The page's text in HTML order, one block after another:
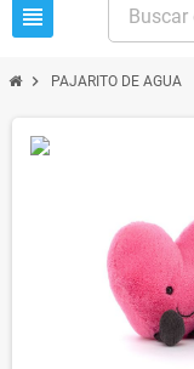
view_headline
chevron_right PAJARITO DE AGUA